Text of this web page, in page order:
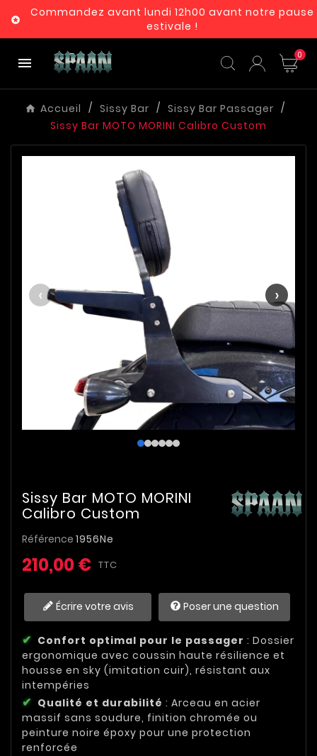

Commandez avant lundi 12h00 avant notre pause
estivale !
 0
Accueil Sissy Bar
Sissy Bar Passager
Sissy Bar MOTO MORINI Calibro Custom
‹ ›
Sissy Bar MOTO MORINI
Calibro Custom
Référence 1956Ne
210,00 € TTC
Écrire votre avis Poser une question
Confort optimal pour le passager : Dossier
ergonomique avec coussin haute résilience et
housse en sky (imitation cuir), résistant aux
intempéries
Qualité et durabilité : Arceau en acier
massif sans soudure, finition chromée ou
peinture noire époxy pour une protection
renforcée